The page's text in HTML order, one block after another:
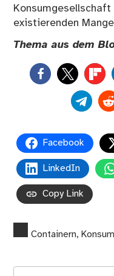
existierenden
Thema aus dem
Facebook
LinkedIn
Copy Link
Containern,